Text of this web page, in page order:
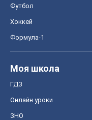
Футбол
Хоккей
Формула-1
Моя школа
ГДЗ
Онлайн уроки
ЗНО